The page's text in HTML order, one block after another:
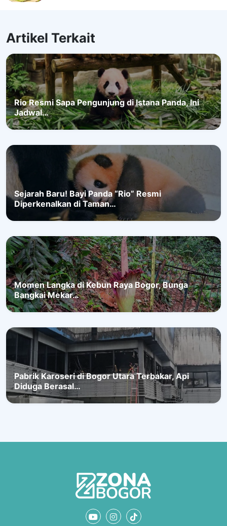
Artikel Terkait
Rio Resmi Sapa Pengunjung di Istana Panda, Ini
Jadwal…
Sejarah Baru! Bayi Panda “Rio” Resmi
Diperkenalkan di Taman…
Momen Langka di Kebun Raya Bogor, Bunga
Bangkai Mekar…
Pabrik Karoseri di Bogor Utara Terbakar, Api
Diduga Berasal…